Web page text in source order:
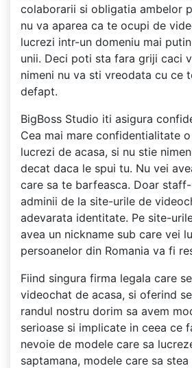
colaborarii si obligatia ambelor
nu va aparea ca te ocupi de
lucrezi intr-un domeniu mai
unii. Deci poti sta fara griji caci
nimeni nu va sti vreodata cu ce
defapt.
BigBoss Studio iti asigura
Cea mai mare confidentialitate
lucrezi de acasa, si nu stie
decat daca le spui tu. Nu vei
care sa te barfeasca. Doar
adminii de la site-urile de
adevarata identitate. Pe site-
avea un nickname sub care vei
persoanelor din Romania va fi
Fiind singura firma legala care
videochat de acasa, si oferind
randul nostru dorim sa avem
serioase si implicate in ceea ce
nevoie de modele care sa
saptamana, modele care sa